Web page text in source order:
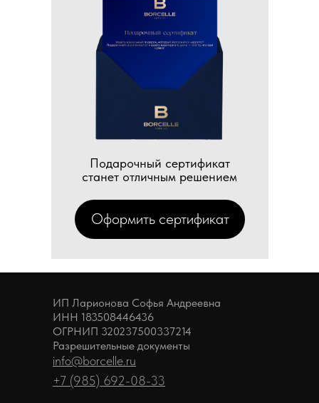
Подарочный сертификат
станет отличным решением
Оформить сертификат
+7 (985) 692-08-33
info@borcelle.ru
ИП Ларионова Софья Андреевна
ИНН 183508446436
ОГРНИП 320237500337214
Разрешительные документы